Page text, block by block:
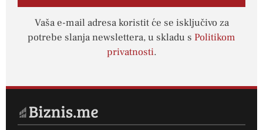
Vaša e-mail adresa koristit će se isključivo za
potrebe slanja newslettera, u skladu s Politikom
privatnosti.